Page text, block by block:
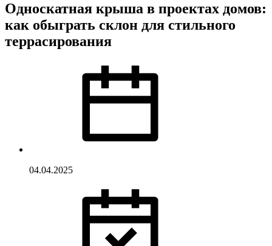
Односкатная крыша в проектах домов:
как обыграть склон для стильного
террасирования
04.04.2025